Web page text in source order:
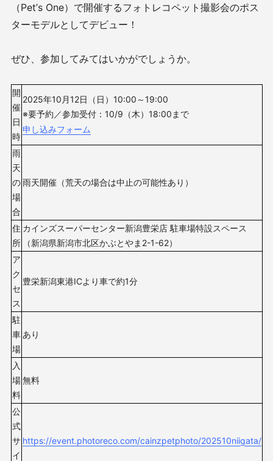
（Pet’s One）で開催するフォトレコペット撮影会のポス
ターモデルとしてデビュー！
ぜひ、参加してみてはいかがでしょうか。
開
催
日
時
2025年10月12日（日）10:00～19:00
※要予約／参加受付：10/9（木）18:00まで
申し込みフォーム
雨
天
の
場
合
雨天開催（荒天の場合は中止の可能性あり）
住
所
カインズスーパーセンター新潟豊栄店 駐車場特設スペース
（新潟県新潟市北区かぶとやま2-1-62）
ア
ク
セ
ス
豊栄新潟東港ICより車で約1分
駐
車
場
あり
入
場
料
無料
公
式
サ
イ
https://event.photoreco.com/cainzpetphoto/202510niigata/